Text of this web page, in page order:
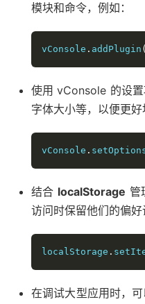
模块和命令，例如：
vConsole . addPlugin (
使用 vConsole 的设置
字体大小等，以便更好
vConsole .
结合 localStorage 管
访问时保留他们的偏好
localStorage .
在调试大型应用时，